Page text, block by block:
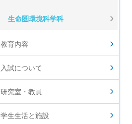
生命圏環境科学科
教育内容
入試について
研究室・教員
学生生活と施設